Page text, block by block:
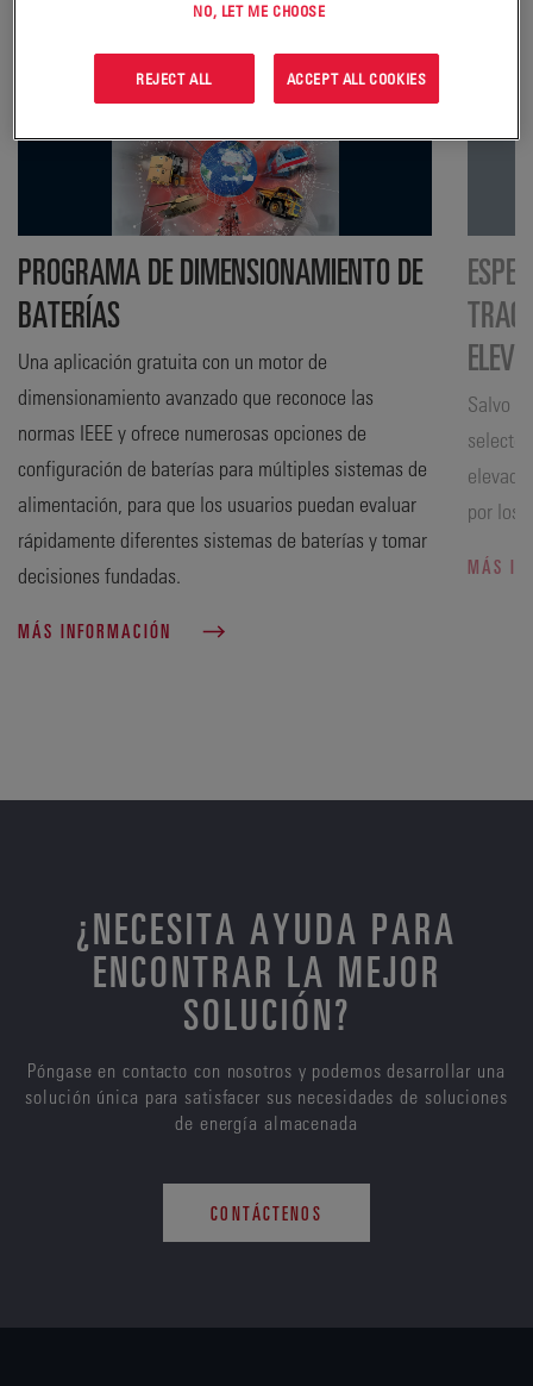
PROGRAMA DE DIMENSIONAMIENTO DE
BATERÍAS
Una aplicación gratuita con un motor de
dimensionamiento avanzado que reconoce las
normas IEEE y ofrece numerosas opciones de
configuración de baterías para múltiples sistemas de
alimentación, para que los usuarios puedan evaluar
rápidamente diferentes sistemas de baterías y tomar
decisiones fundadas.
MÁS INFORMACIÓN
Salvo
por los
MÁS
¿NECESITA AYUDA PARA
ENCONTRAR LA MEJOR
SOLUCIÓN?
Póngase en contacto con nosotros y podemos desarrollar una
solución única para satisfacer sus necesidades de soluciones
de energía almacenada
CONTÁCTENOS
NO, LET ME CHOOSE
REJECT ALL ACCEPT ALL COOKIES